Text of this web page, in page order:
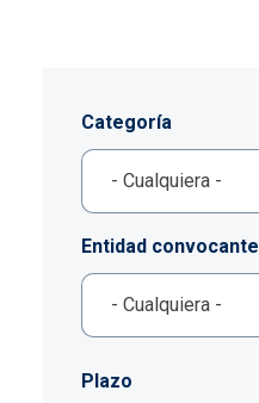
Categoría
- Cualquiera -
Entidad convocante
- Cualquiera -
Plazo